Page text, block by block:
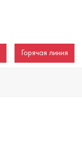
Горячая линия